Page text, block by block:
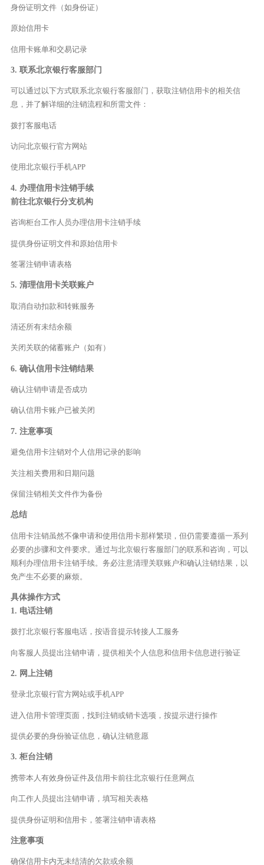
身份证明文件（如身份证）
原始信用卡
信用卡账单和交易记录
3. 联系北京银行客服部门
可以通过以下方式联系北京银行客服部门，获取注销信用卡的相关信
息，并了解详细的注销流程和所需文件：
拨打客服电话
访问北京银行官方网站
使用北京银行手机APP
4. 办理信用卡注销手续
前往北京银行分支机构
咨询柜台工作人员办理信用卡注销手续
提供身份证明文件和原始信用卡
签署注销申请表格
5. 清理信用卡关联账户
取消自动扣款和转账服务
清还所有未结余额
关闭关联的储蓄账户（如有）
6. 确认信用卡注销结果
确认注销申请是否成功
确认信用卡账户已被关闭
7. 注意事项
避免信用卡注销对个人信用记录的影响
关注相关费用和日期问题
保留注销相关文件作为备份
总结
信用卡注销虽然不像申请和使用信用卡那样繁琐，但仍需要遵循一系列
必要的步骤和文件要求。通过与北京银行客服部门的联系和咨询，可以
顺利办理信用卡注销手续。务必注意清理关联账户和确认注销结果，以
免产生不必要的麻烦。
具体操作方式
1. 电话注销
拨打北京银行客服电话，按语音提示转接人工服务
向客服人员提出注销申请，提供相关个人信息和信用卡信息进行验证
2. 网上注销
登录北京银行官方网站或手机APP
进入信用卡管理页面，找到注销或销卡选项，按提示进行操作
提供必要的身份验证信息，确认注销意愿
3. 柜台注销
携带本人有效身份证件及信用卡前往北京银行任意网点
向工作人员提出注销申请，填写相关表格
提供身份证明和信用卡，签署注销申请表格
注意事项
确保信用卡内无未结清的欠款或余额